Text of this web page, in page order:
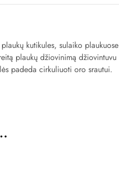
kutikules, sulaiko plaukuose
plaukų džiovinimą džiovintuvu
padeda cirkuliuoti oro srautui.